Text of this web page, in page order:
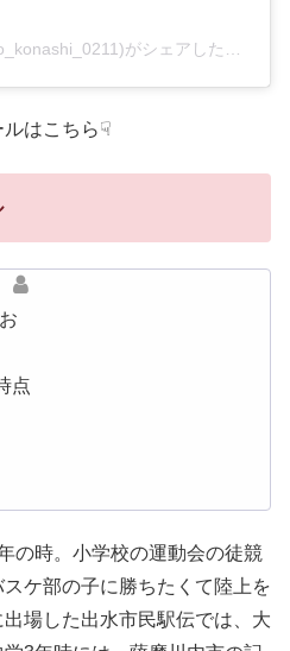
はこちら☟
点
の時。小学校の運動会の徒競
ケ部の子に勝ちたくて陸上を
場した出水市民駅伝では、大